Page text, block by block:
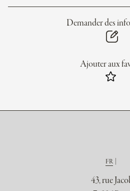
Demander des
Ajouter aux
FR
43, rue